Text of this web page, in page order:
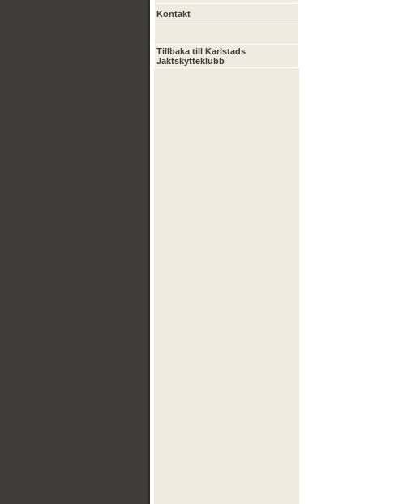
Kontakt
Tillbaka till Karlstads
Jaktskytteklubb